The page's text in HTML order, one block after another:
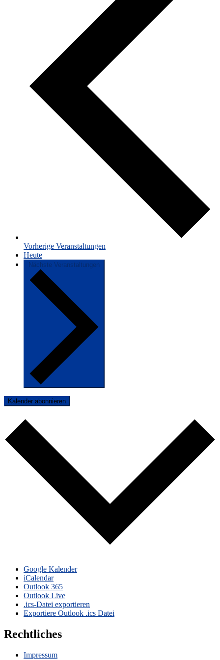
Vorherige Veranstaltungen
Heute
Nächste Veranstaltungen
Kalender abonnieren
Google Kalender
iCalendar
Outlook 365
Outlook Live
.ics-Datei exportieren
Exportiere Outlook .ics Datei
Rechtliches
Impressum